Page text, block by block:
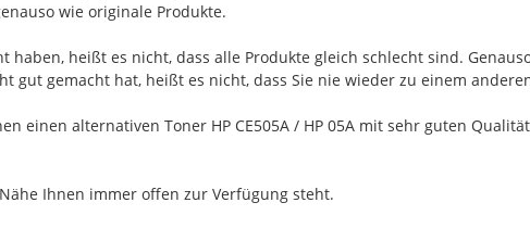
wie originale Produkte.
heißt es nicht, dass alle Produkte gleich schlecht sind.
gemacht hat, heißt es nicht, dass Sie nie wieder zu einem
einen alternativen Toner HP CE505A / HP 05A mit sehr guten
Ihnen immer offen zur Verfügung steht.